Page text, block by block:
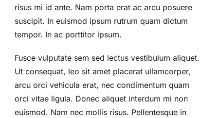
risus mi id ante. Nam porta erat ac arcu posuere
suscipit. In euismod ipsum rutrum quam dictum
tempor. In ac porttitor ipsum.
Fusce vulputate sem sed lectus vestibulum aliquet.
Ut consequat, leo sit amet placerat ullamcorper,
arcu orci vehicula erat, nec condimentum quam
orci vitae ligula. Donec aliquet interdum mi non
euismod. Nam nec mollis risus. Pellentesque in